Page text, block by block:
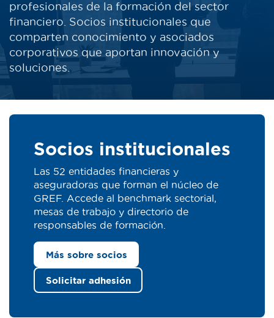
profesionales de la formación del sector
financiero. Socios institucionales que
comparten conocimiento y asociados
corporativos que aportan innovación y
soluciones.
Socios institucionales
Las 52 entidades financieras y
aseguradoras que forman el núcleo de
GREF. Accede al benchmark sectorial,
mesas de trabajo y directorio de
responsables de formación.
Más sobre socios
Solicitar adhesión